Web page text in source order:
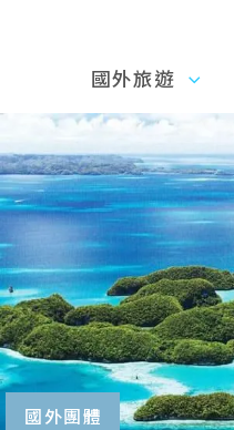
國外旅
遊
國外旅遊
往前
國外團體